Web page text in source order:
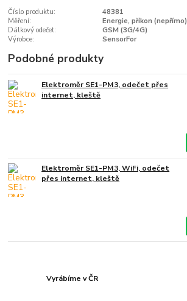
Číslo produktu:
48381
Měření:
Energie, příkon (nepřímo)
Dálkový odečet:
GSM (3G/4G)
Výrobce:
SensorFor
Podobné produkty
Elektroměr SE1-PM3, odečet přes
internet, kleště
Elektroměr SE1-PM3, WiFi, odečet
přes internet, kleště
Vyrábíme v ČR